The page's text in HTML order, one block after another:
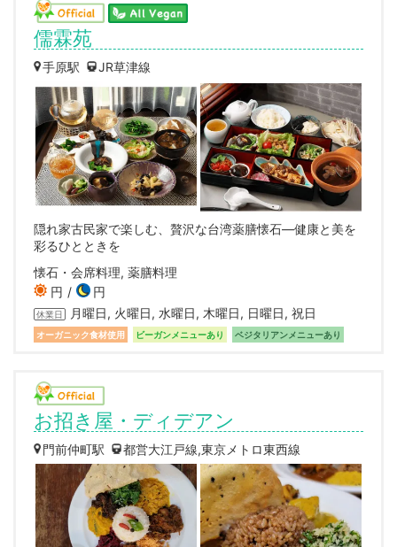
儒霖苑
手原駅 JR草津線
隠れ家古民家で楽しむ、贅沢な台湾薬膳懐石—健康と美を
彩るひとときを
懐石・会席料理, 薬膳料理
円
円
休業日 月曜日, 火曜日, 水曜日, 木曜日, 日曜日, 祝日
オーガニック食材使用 ビーガンメニューあり ベジタリアンメニューあり
お招き屋・ディデアン
門前仲町駅 都営大江戸線,東京メトロ東西線